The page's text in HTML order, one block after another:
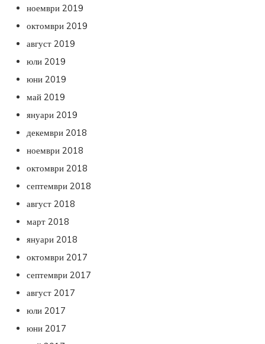
ноември 2019
октомври 2019
август 2019
юли 2019
юни 2019
май 2019
януари 2019
декември 2018
ноември 2018
октомври 2018
септември 2018
август 2018
март 2018
януари 2018
октомври 2017
септември 2017
август 2017
юли 2017
юни 2017